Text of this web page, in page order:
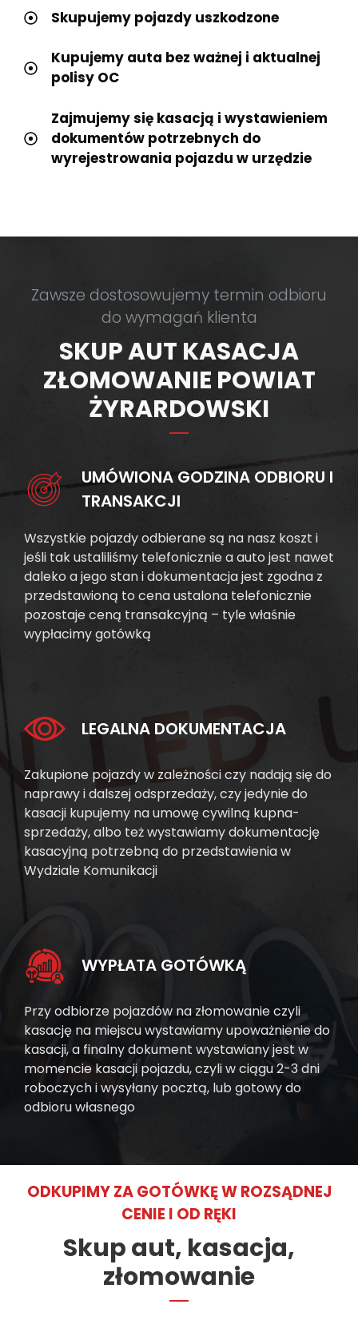
Skupujemy pojazdy uszkodzone
Kupujemy auta bez ważnej i aktualnej
polisy OC
Zajmujemy się kasacją i wystawieniem
dokumentów potrzebnych do
wyrejestrowania pojazdu w urzędzie
Zawsze dostosowujemy termin odbioru
do wymagań klienta
SKUP AUT KASACJA
ZŁOMOWANIE POWIAT
ŻYRARDOWSKI
UMÓWIONA GODZINA ODBIORU I
TRANSAKCJI
Wszystkie pojazdy odbierane są na nasz koszt i
jeśli tak ustaliliśmy telefonicznie a auto jest nawet
daleko a jego stan i dokumentacja jest zgodna z
przedstawioną to cena ustalona telefonicznie
pozostaje ceną transakcyjną – tyle właśnie
wypłacimy gotówką
LEGALNA DOKUMENTACJA
Zakupione pojazdy w zależności czy nadają się do
naprawy i dalszej odsprzedaży, czy jedynie do
kasacji kupujemy na umowę cywilną kupna-
sprzedaży, albo też wystawiamy dokumentację
kasacyjną potrzebną do przedstawienia w
Wydziale Komunikacji
WYPŁATA GOTÓWKĄ
Przy odbiorze pojazdów na złomowanie czyli
kasację na miejscu wystawiamy upoważnienie do
kasacji, a finalny dokument wystawiany jest w
momencie kasacji pojazdu, czyli w ciągu 2-3 dni
roboczych i wysyłany pocztą, lub gotowy do
odbioru własnego
ODKUPIMY ZA GOTÓWKĘ W ROZSĄDNEJ
CENIE I OD RĘKI
Skup aut, kasacja,
złomowanie